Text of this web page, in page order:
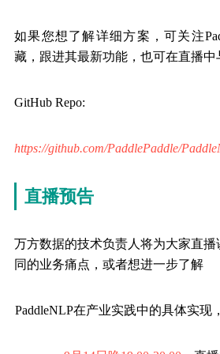
如果您想了解详细方案，可关注
藏，跟进其最新功能，也可在直播中
GitHub Repo:
https://github.com/PaddlePaddle/
直播预告
万方数据的技术负责人将为大家直
同的业务痛点，或者想进一步了解
PaddleNLP在产业实践中的具体实现